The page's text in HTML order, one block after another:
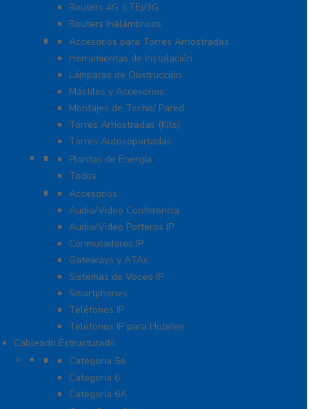
Routers 4G (LTE)/3G
Routers Inalámbricos
Torres y Mástiles
Accesorios para Torres Arriostradas
Herramientas de Instalación
Lámparas de Obstrucción
Mástiles y Accesorios
Montajes de Techo/ Pared
Torres Arriostradas (Kits)
Torres Autosoportadas
UPS / Respaldo
Plantas de Energía
Todos
VoIP – Telefonía IP – Videoconferencia
Accesorios
Audio/Video Conferencia
Audio/Video Porteros IP
Conmutadores IP
Gateways y ATAs
Sistemas de Voceo IP
Smartphones
Teléfonos IP
Teléfonos IP para Hoteles
Cableado Estructurado
Cable
Categoría 5e
Categoría 6
Categoría 6A